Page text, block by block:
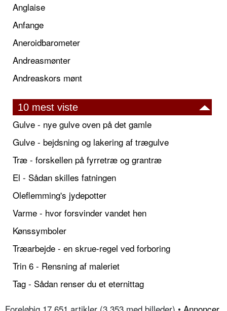
Anglaise
Anfange
Aneroidbarometer
Andreasmønter
Andreaskors mønt
10 mest viste
Gulve - nye gulve oven på det gamle
Gulve - bejdsning og lakering af trægulve
Træ - forskellen på fyrretræ og grantræ
El - Sådan skilles fatningen
Oleflemming's jydepotter
Varme - hvor forsvinder vandet hen
Kønssymboler
Træarbejde - en skrue-regel ved forboring
Trin 6 - Rensning af maleriet
Tag - Sådan renser du et eternittag